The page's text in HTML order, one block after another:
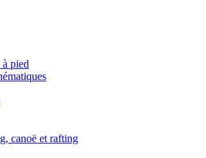
pied
canoë et rafting